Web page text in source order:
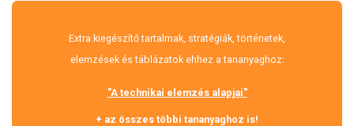
Extra kiegészítő tartalmak, stratégiák, történetek,
elemzések és táblázatok ehhez a tananyaghoz:
"A technikai elemzés alapjai"
+ az összes többi tananyaghoz is!